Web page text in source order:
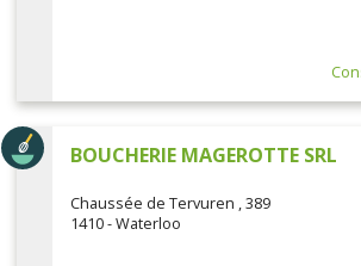
BOUCHERIE MAGEROTTE SRL
Chaussée de Tervuren , 389
1410 - Waterloo